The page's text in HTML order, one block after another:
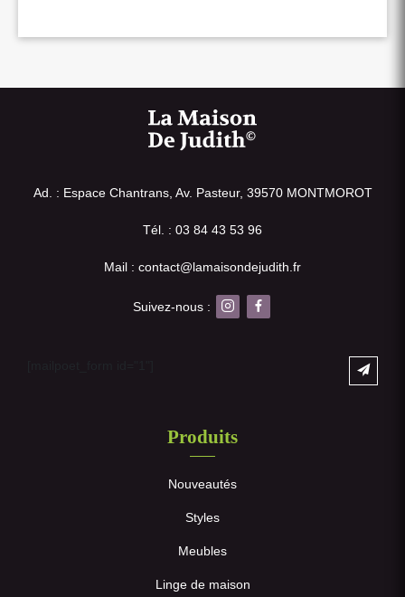
Ad. : Espace Chantrans, Av. Pasteur, 39570 MONTMOROT
Tél. : 03 84 43 53 96
Mail : contact@lamaisondejudith.fr
Suivez-nous :
Produits
Nouveautés
Styles
Meubles
Linge de maison